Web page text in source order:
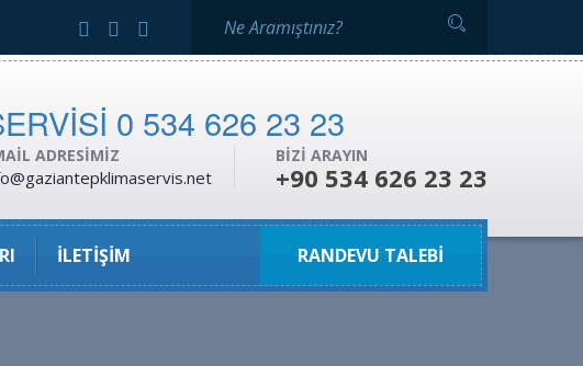
ADRESIMIZ BIZI ARAYIN
+90 534 626 23 23
İLETIŞIM RANDEVU TALEBI